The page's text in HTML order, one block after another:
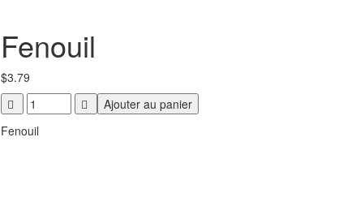
Fenouil
$3.79
Fenouil
quantity
Ajouter au panier
Fenouil